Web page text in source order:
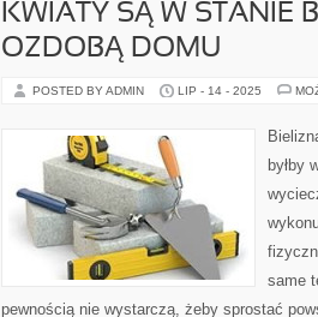
KWIATY SĄ W STANIE
OZDOBĄ DOMU
POSTED BY ADMIN LIP - 14 - 2025
byłby
same
pewnością nie wystarczą, żeby sprostać